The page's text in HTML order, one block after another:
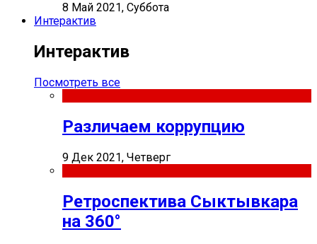
8 Май 2021, Суббота
Интерактив
Интерактив
Посмотреть все
Различаем коррупцию
9 Дек 2021, Четверг
Ретроспектива Сыктывкара
на 360°